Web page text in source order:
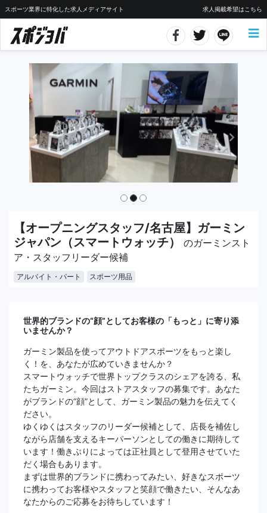
スポーツ業界に特化した求人メディアサイト 求人掲載希望はこちら
【オープニングスタッフ/名古屋】ガーミン
ジャパン（スマートウォッチ） のガーミンスト
ア・スタッフリーダー候補
アルバイト・パート スポーツ用品
世界的ブランドの“顔”としてお客様の「もっと」に寄り添
いませんか？
ガーミン製品を使ってアウトドアスポーツをもっと楽し
く！を、あなたが広めていきませんか？
スマートウォッチで世界トップクラスのシェアを誇る、私
たちガーミン。今回はストアスタッフの募集です。あなた
がブランドの“顔”として、ガーミン製品の魅力を伝えてく
ださい。
ゆくゆくはスタッフのリーダー候補として、店長を補佐し
ながら店舗を支えるキーパーソンとしての働きに期待して
います！働きぶりによっては正社員として登用させていた
だく場合もあります。
まずは世界的ブランドに携わってみたい、好きなスポーツ
に携わってお客様やスタッフと笑顔で働きたい、そんなあ
なたからのご応募をお待ちしています！